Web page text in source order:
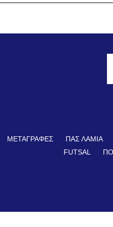
ΜΕΤΑΓΡΑΦΕΣ
ΠΑΣ ΛΑΜΙΑ
FUTSAL